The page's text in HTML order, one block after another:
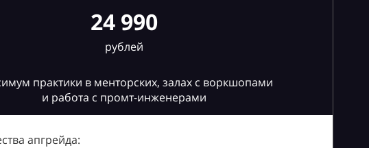
24 990
рублей
практики в менторских, залах с воркшопами
и работа с промт-инженерами
апгрейда: